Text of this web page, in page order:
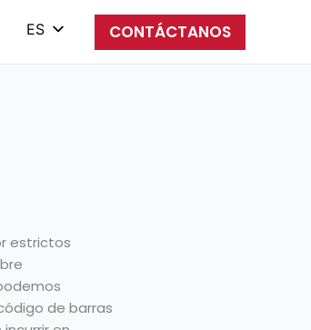
ES
EN
CONTÁCTANOS
estrictos
de barras